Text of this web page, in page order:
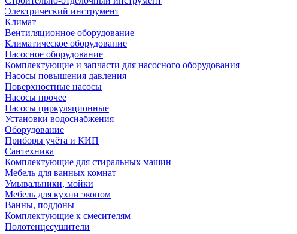
Электрический инструмент
Климат
Вентиляционное оборудование
Климатическое оборудование
Насосное оборудование
Комплектующие и запчасти для насосного оборудования
Насосы повышения давления
Поверхностные насосы
Насосы прочее
Насосы циркуляционные
Установки водоснабжения
Оборудование
Приборы учёта и КИП
Сантехника
Комплектующие для стиральных машин
Мебель для ванных комнат
Умывальники, мойки
Мебель для кухни эконом
Ванны, поддоны
Комплектующие к смесителям
Полотенцесушители